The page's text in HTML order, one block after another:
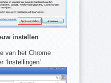
instellen
van het Chrome
‘Instellingen’